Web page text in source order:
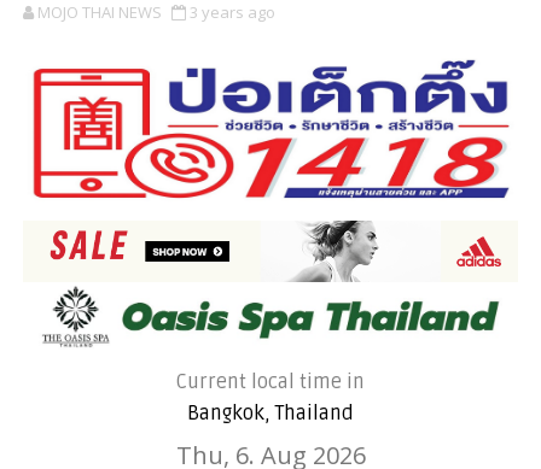
MOJO THAI NEWS 3 years ago
Current local time in
Bangkok, Thailand